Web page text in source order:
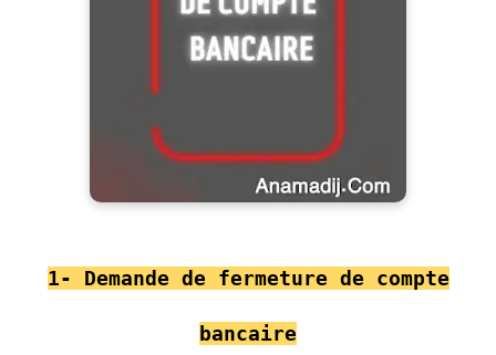
1- Demande de fermeture de compte
bancaire